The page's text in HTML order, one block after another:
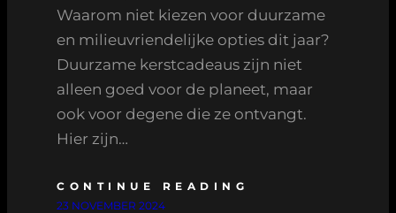
Waarom niet kiezen voor duurzame
en milieuvriendelijke opties dit jaar?
Duurzame kerstcadeaus zijn niet
alleen goed voor de planeet, maar
ook voor degene die ze ontvangt.
Hier zijn…
CONTINUE READING
23 NOVEMBER 2024